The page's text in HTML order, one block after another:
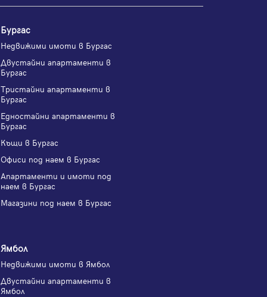
Бургас
Недвижими имоти в Бургас
Двустайни апартаменти в
Бургас
Тристайни апартаменти в
Бургас
Едностайни апартаменти в
Бургас
Къщи в Бургас
Офиси под наем в Бургас
Апартаменти и имоти под
наем в Бургас
Магазини под наем в Бургас
Ямбол
Недвижими имоти в Ямбол
Двустайни апартаменти в
Ямбол